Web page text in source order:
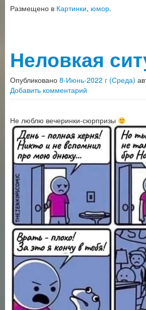
Размещено в Картинки, юмор.
Неловкая
Опубликовано 8-Июнь-2022 г (Среда)
Добавить комментарий
Не люблю вечеринки-сюрпризы